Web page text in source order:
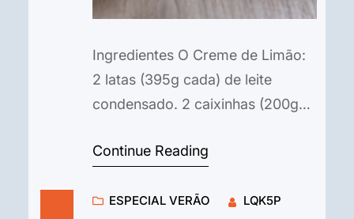
Ingredientes O Creme de Limão:
2 latas (395g cada) de leite
condensado. 2 caixinhas (200g
(chá) de suco de limão taiti puro
Raspas de limão para decorar. A
Continue Reading
ESPECIAL VERÃO LQK5P